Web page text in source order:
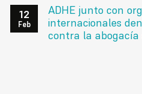
12
Feb
ADHE junto con
internacionales
contra la abogacía